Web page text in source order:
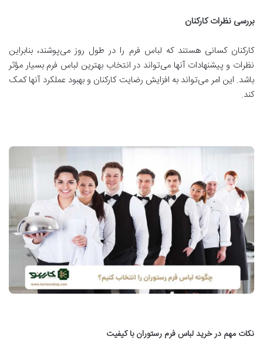
بررسی نظرات کارکنان
کارکنان کسانی هستند که لباس فرم را در طول روز می‌پوشند، بنابراین
نظرات و پیشنهادات آنها می‌تواند در انتخاب بهترین لباس فرم بسیار مؤثر
باشد. این امر می‌تواند به افزایش رضایت کارکنان و بهبود عملکرد آنها کمک
کند.
نکات مهم در خرید لباس فرم رستوران با کیفیت